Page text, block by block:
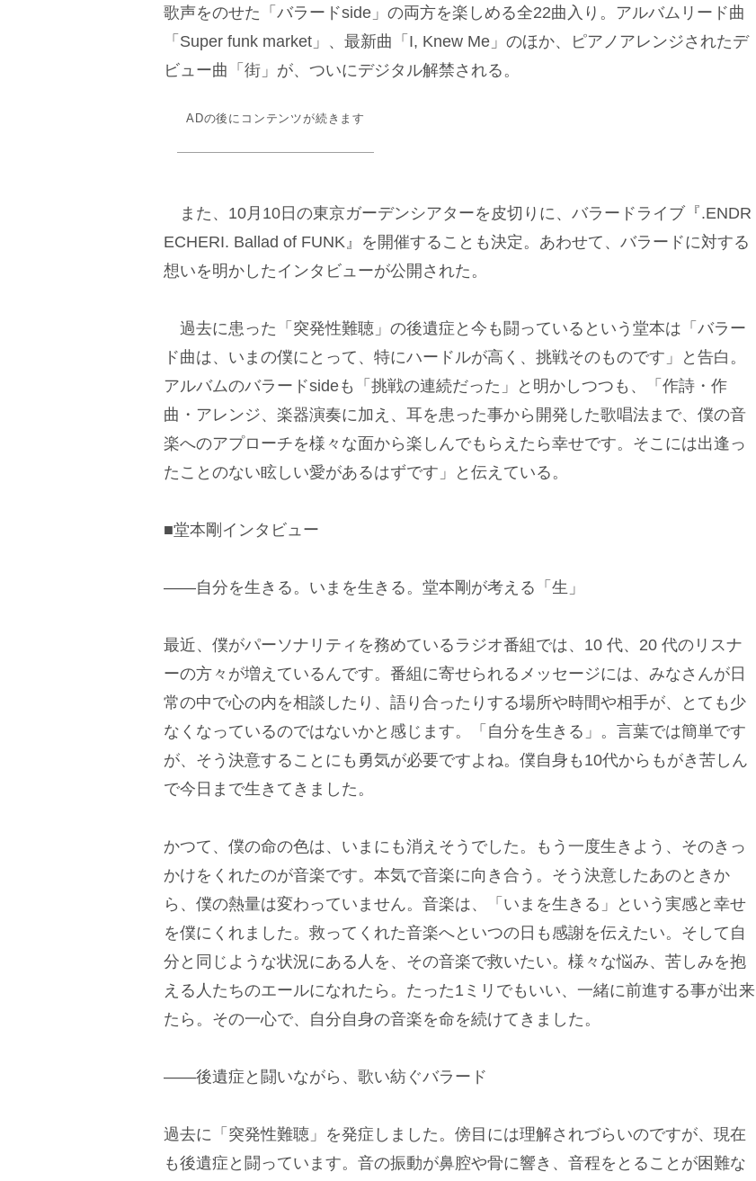
歌声をのせた「バラードside」の両方を楽しめる全22曲入り。アルバムリード曲
「Super funk market」、最新曲「I, Knew Me」のほか、ピアノアレンジされたデ
ビュー曲「街」が、ついにデジタル解禁される。
ADの後にコンテンツが続きます
また、10月10日の東京ガーデンシアターを皮切りに、バラードライブ『.ENDR
ECHERI. Ballad of FUNK』を開催することも決定。あわせて、バラードに対する
想いを明かしたインタビューが公開された。
過去に患った「突発性難聴」の後遺症と今も闘っているという堂本は「バラー
ド曲は、いまの僕にとって、特にハードルが高く、挑戦そのものです」と告白。
アルバムのバラードsideも「挑戦の連続だった」と明かしつつも、「作詩・作
曲・アレンジ、楽器演奏に加え、耳を患った事から開発した歌唱法まで、僕の音
楽へのアプローチを様々な面から楽しんでもらえたら幸せです。そこには出逢っ
たことのない眩しい愛があるはずです」と伝えている。
■堂本剛インタビュー
――自分を生きる。いまを生きる。堂本剛が考える「生」
最近、僕がパーソナリティを務めているラジオ番組では、10 代、20 代のリスナ
ーの方々が増えているんです。番組に寄せられるメッセージには、みなさんが日
常の中で心の内を相談したり、語り合ったりする場所や時間や相手が、とても少
なくなっているのではないかと感じます。「自分を生きる」。言葉では簡単です
が、そう決意することにも勇気が必要ですよね。僕自身も10代からもがき苦しん
で今日まで生きてきました。
かつて、僕の命の色は、いまにも消えそうでした。もう一度生きよう、そのきっ
かけをくれたのが音楽です。本気で音楽に向き合う。そう決意したあのときか
ら、僕の熱量は変わっていません。音楽は、「いまを生きる」という実感と幸せ
を僕にくれました。救ってくれた音楽へといつの日も感謝を伝えたい。そして自
分と同じような状況にある人を、その音楽で救いたい。様々な悩み、苦しみを抱
える人たちのエールになれたら。たった1ミリでもいい、一緒に前進する事が出来
たら。その一心で、自分自身の音楽を命を続けてきました。
――後遺症と闘いながら、歌い紡ぐバラード
過去に「突発性難聴」を発症しました。傍目には理解されづらいのですが、現在
も後遺症と闘っています。音の振動が鼻腔や骨に響き、音程をとることが困難な